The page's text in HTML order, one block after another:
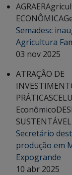
AGRAER
ECONÔMICA
Semadesc
Agricultura
03 nov 2025
ATRAÇÃO DE
PRÁTICAS
Econômico
SUSTENTÁVEL
Secretário
produção em
Expogrande
10 abr 2025